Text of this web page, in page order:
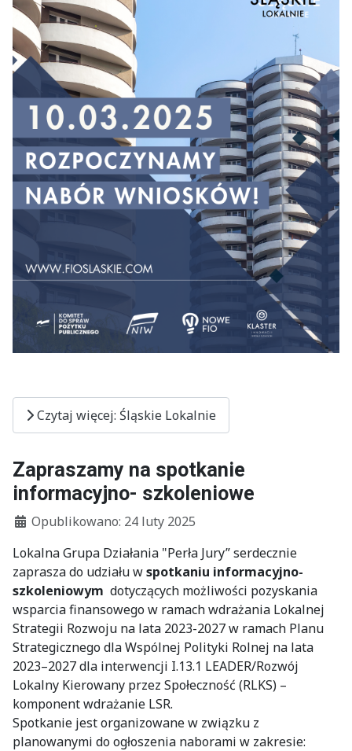
Czytaj więcej: Śląskie Lokalnie
Zapraszamy na spotkanie
informacyjno- szkoleniowe
Szczegóły
Opublikowano: 24 luty 2025
Lokalna Grupa Działania "Perła Jury” serdecznie
zaprasza do udziału wspotkaniu informacyjno-
szkoleniowym dotyczących możliwości pozyskania
wsparcia finansowego w ramach wdrażania Lokalnej
Strategii Rozwoju na lata 2023-2027 w ramach Planu
Strategicznego dla Wspólnej Polityki Rolnej na lata
2023–2027 dla interwencji I.13.1 LEADER/Rozwój
Lokalny Kierowany przez Społeczność (RLKS) –
komponent wdrażanie LSR.
Spotkanie jest organizowane w związku z
planowanymi do ogłoszenia naborami w zakresie: